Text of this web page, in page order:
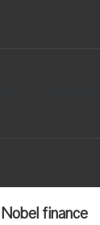
Nobel finance